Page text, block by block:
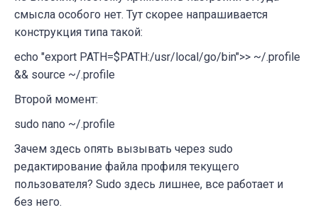
смысла особого нет. Тут скорее напрашивается
конструкция типа такой:
echo "export PATH=$PATH:/usr/local/go/bin">> ~/.profile
&& source ~/.profile
Второй момент:
sudo nano ~/.profile
Зачем здесь опять вызывать через sudo
редактирование файла профиля текущего
пользователя? Sudo здесь лишнее, все работает и
без него.